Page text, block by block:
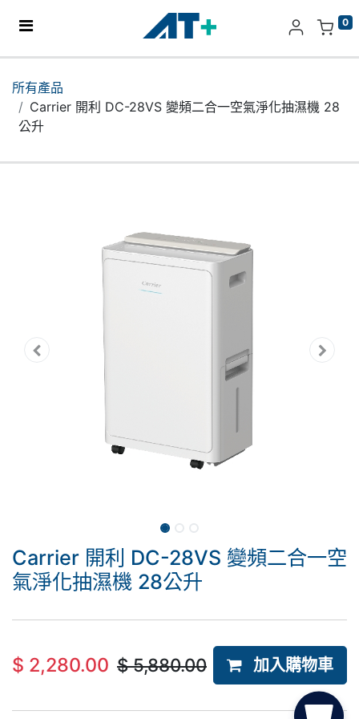
0
產品
所有產品
Carrier 開利 DC-28VS 變頻二合一空氣淨化抽濕機 28
公升
Carrier 開利 DC-28VS 變頻二合一空
氣淨化抽濕機 28公升
$ 2,280.00 $5,880.00 加入購物車